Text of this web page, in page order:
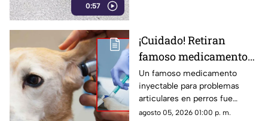
0:57
¡Cuidado! Retiran
famoso medicamento
para perros por estar
contaminado con
VIDRIOS
Un famoso medicamento
inyectable para problemas
articulares en perros fue
retirado del mercado tras
agosto 05, 2026 01:00 p. m.